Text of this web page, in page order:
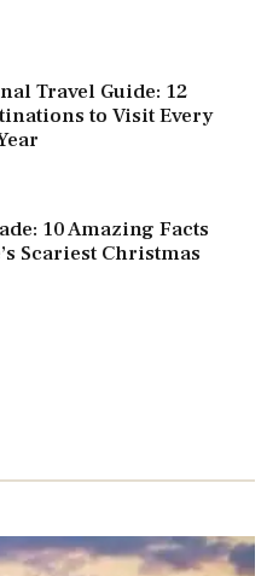
Travel Guide: 12
to Visit Every
10 Amazing Facts
Scariest Christmas